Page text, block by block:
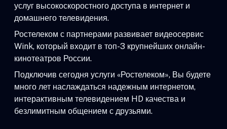
услуг высокоскоростного доступа в интернет и
домашнего телевидения.
Ростелеком с партнерами развивает видеосервис
Wink, который входит в топ-3 крупнейших онлайн-
кинотеатров России.
Подключив сегодня услуги «Ростелеком», Вы будете
много лет наслаждаться надежным интернетом,
интерактивным телевидением HD качества и
безлимитным общением с друзьями.